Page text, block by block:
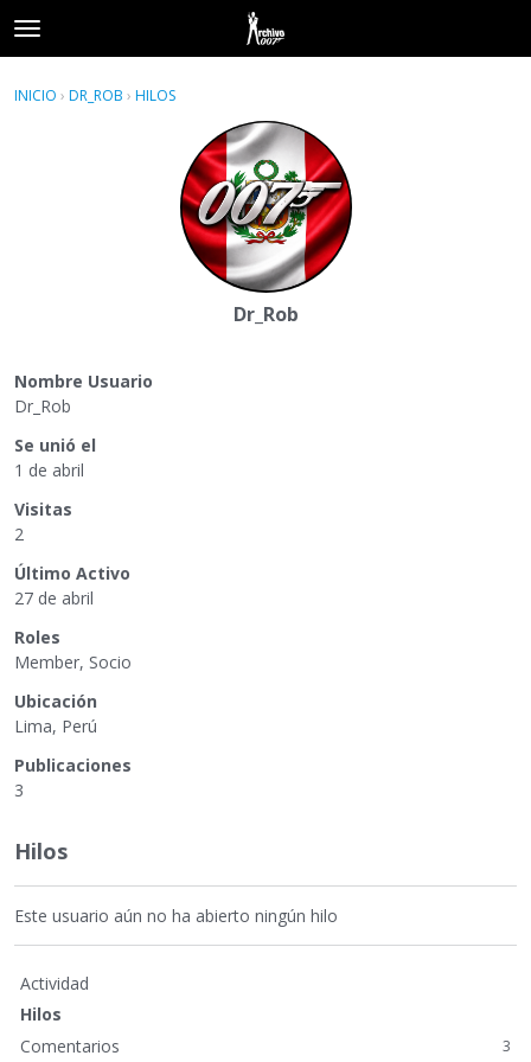
t
o
gAcceder · Registrarse
INICIO › DR_ROB › HILOS
Dr_Rob
Nombre Usuario
Dr_Rob
Se unió el
1 de abril
Visitas
2
Último Activo
27 de abril
Roles
Member, Socio
Ubicación
Lima, Perú
Publicaciones
3
Hilos
Este usuario aún no ha abierto ningún hilo
Actividad
Hilos
Comentarios
3